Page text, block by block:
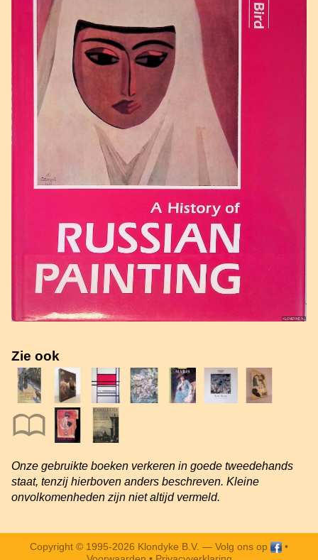
Zie ook
Onze gebruikte boeken verkeren in goede tweedehands
staat, tenzij hierboven anders beschreven. Kleine
onvolkomenheden zijn niet altijd vermeld.
Copyright © 1995-2026 Klondyke B.V. — Volg ons op
•